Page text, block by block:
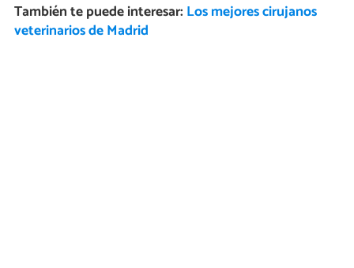
También te puede interesar: Los mejores cirujanos
veterinarios de Madrid